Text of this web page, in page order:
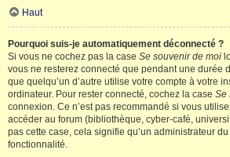
Haut
Pourquoi suis-je automatiquement déconnecté ?
Si vous ne cochez pas la case Se souvenir de moi
vous ne resterez connecté que pendant une durée
que quelqu’un d’autre utilise votre compte à votre
ordinateur. Pour rester connecté, cochez la case Se
connexion. Ce n’est pas recommandé si vous
accéder au forum (bibliothèque, cyber-café,
pas cette case, cela signifie qu’un administrateur
fonctionnalité.